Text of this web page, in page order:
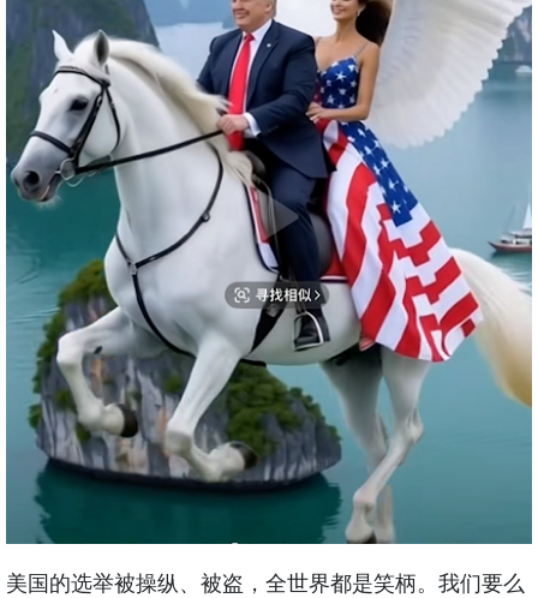
美国的选举被操纵、被盗，全世界都是笑柄。我们要么